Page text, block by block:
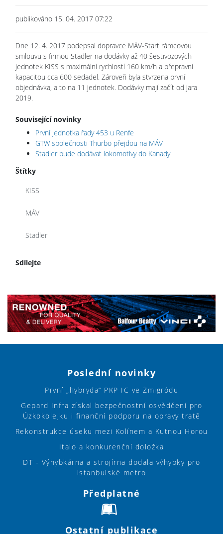
publikováno 15. 04. 2017 07:22
Dne 12. 4. 2017 podepsal dopravce MÁV-Start rámcovou
smlouvu s firmou Stadler na dodávky až 40 šestivozových
jednotek KISS s maximální rychlostí 160 km/h a přepravní
kapacitou cca 600 sedadel. Zároveň byla stvrzena první
objednávka, a to na 11 jednotek. Dodávky mají začít od jara
2019.
Související novinky
První jednotka řady 453 u Renfe
GTW společnosti Thurbo přejdou na MÁV
Stadler bude dodávat lokomotivy do Kanady
Štítky
KISS
MÁV
Stadler
Sdílejte
Poslední novinky
První „hybryda“ PKP IC ve Żmigródu
Gepard Infra získal bezpečnostní osvědčení pro
Úzkokolejku i finanční podporu na opravy tratě
Rekonstrukce úseku mezi Kolínem a Kutnou Horou
Italo a konkurenční doložka
DT - Výhybkárna a strojírna dodala výhybky pro
istanbulské metro
Předplatné
Ostatní publikace